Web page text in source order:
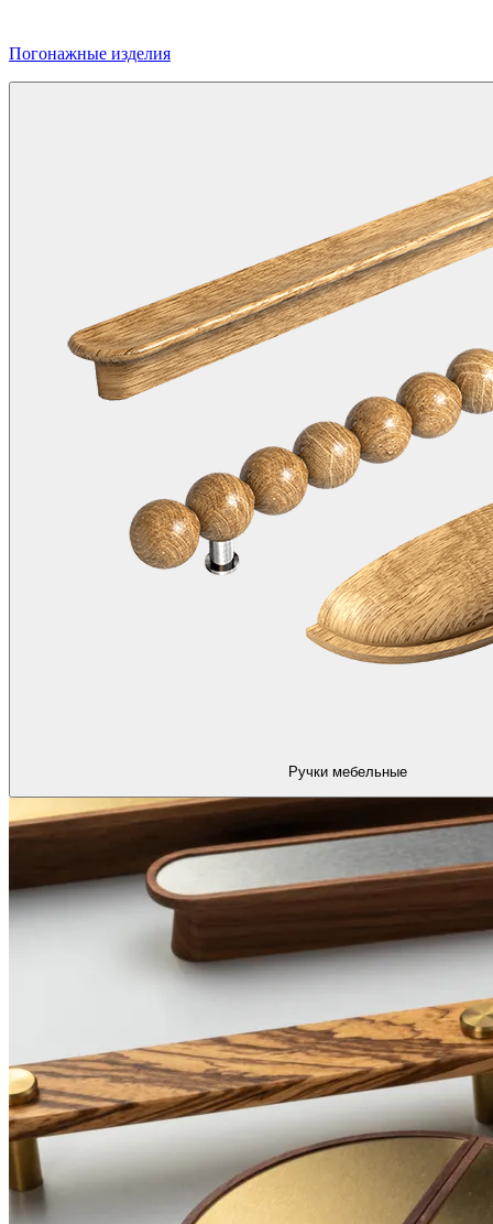
Погонажные изделия
Ручки мебельные